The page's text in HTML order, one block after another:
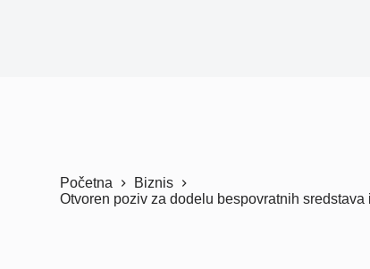
Početna
Biznis
Otvoren poziv za dodelu bespovratnih